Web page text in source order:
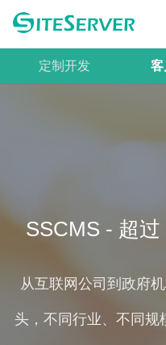
定制开发 客
SSCMS - 超
从互联网公司到政府
头，不同行业、不同规